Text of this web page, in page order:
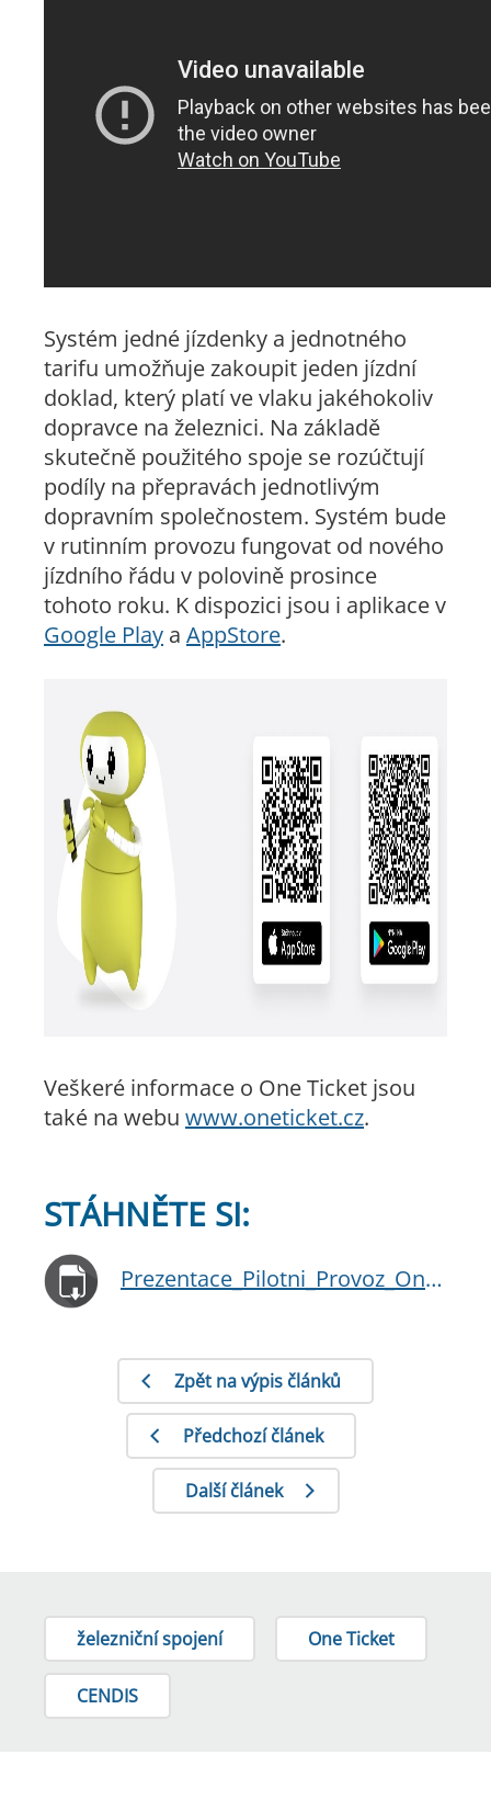
Systém jedné jízdenky a jednotného
tarifu umožňuje zakoupit jeden jízdní
doklad, který platí ve vlaku jakéhokoliv
dopravce na železnici. Na základě
skutečně použitého spoje se rozúčtují
podíly na přepravách jednotlivým
dopravním společnostem. Systém bude
v rutinním provozu fungovat od nového
jízdního řádu v polovině prosince
tohoto roku. K dispozici jsou i aplikace v
Google Play a AppStore.
Veškeré informace o One Ticket jsou
také na webu www.oneticket.cz.
STÁHNĚTE SI:
Prezentace_Pilotni_Provoz_One_Ticket.pptx
Zpět na výpis článků
Předchozí článek
Další článek
železniční spojení One Ticket
CENDIS